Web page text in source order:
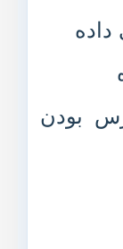
بودن